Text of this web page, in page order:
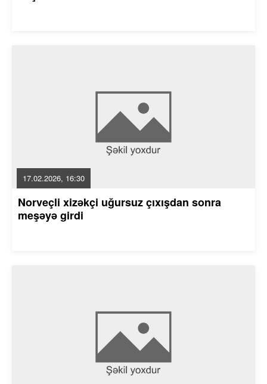
17.02.2026, 16:30
Norveçli xizəkçi uğursuz çıxışdan sonra
meşəyə girdi